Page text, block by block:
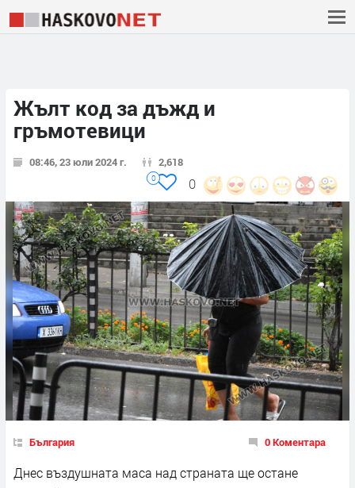
Жълт код за дъжд и
гръмотевици
08:46, 23 юли 2024 г. 2,618
0
0
България 0 Коментара
Днес въздушната маса над страната ще остане